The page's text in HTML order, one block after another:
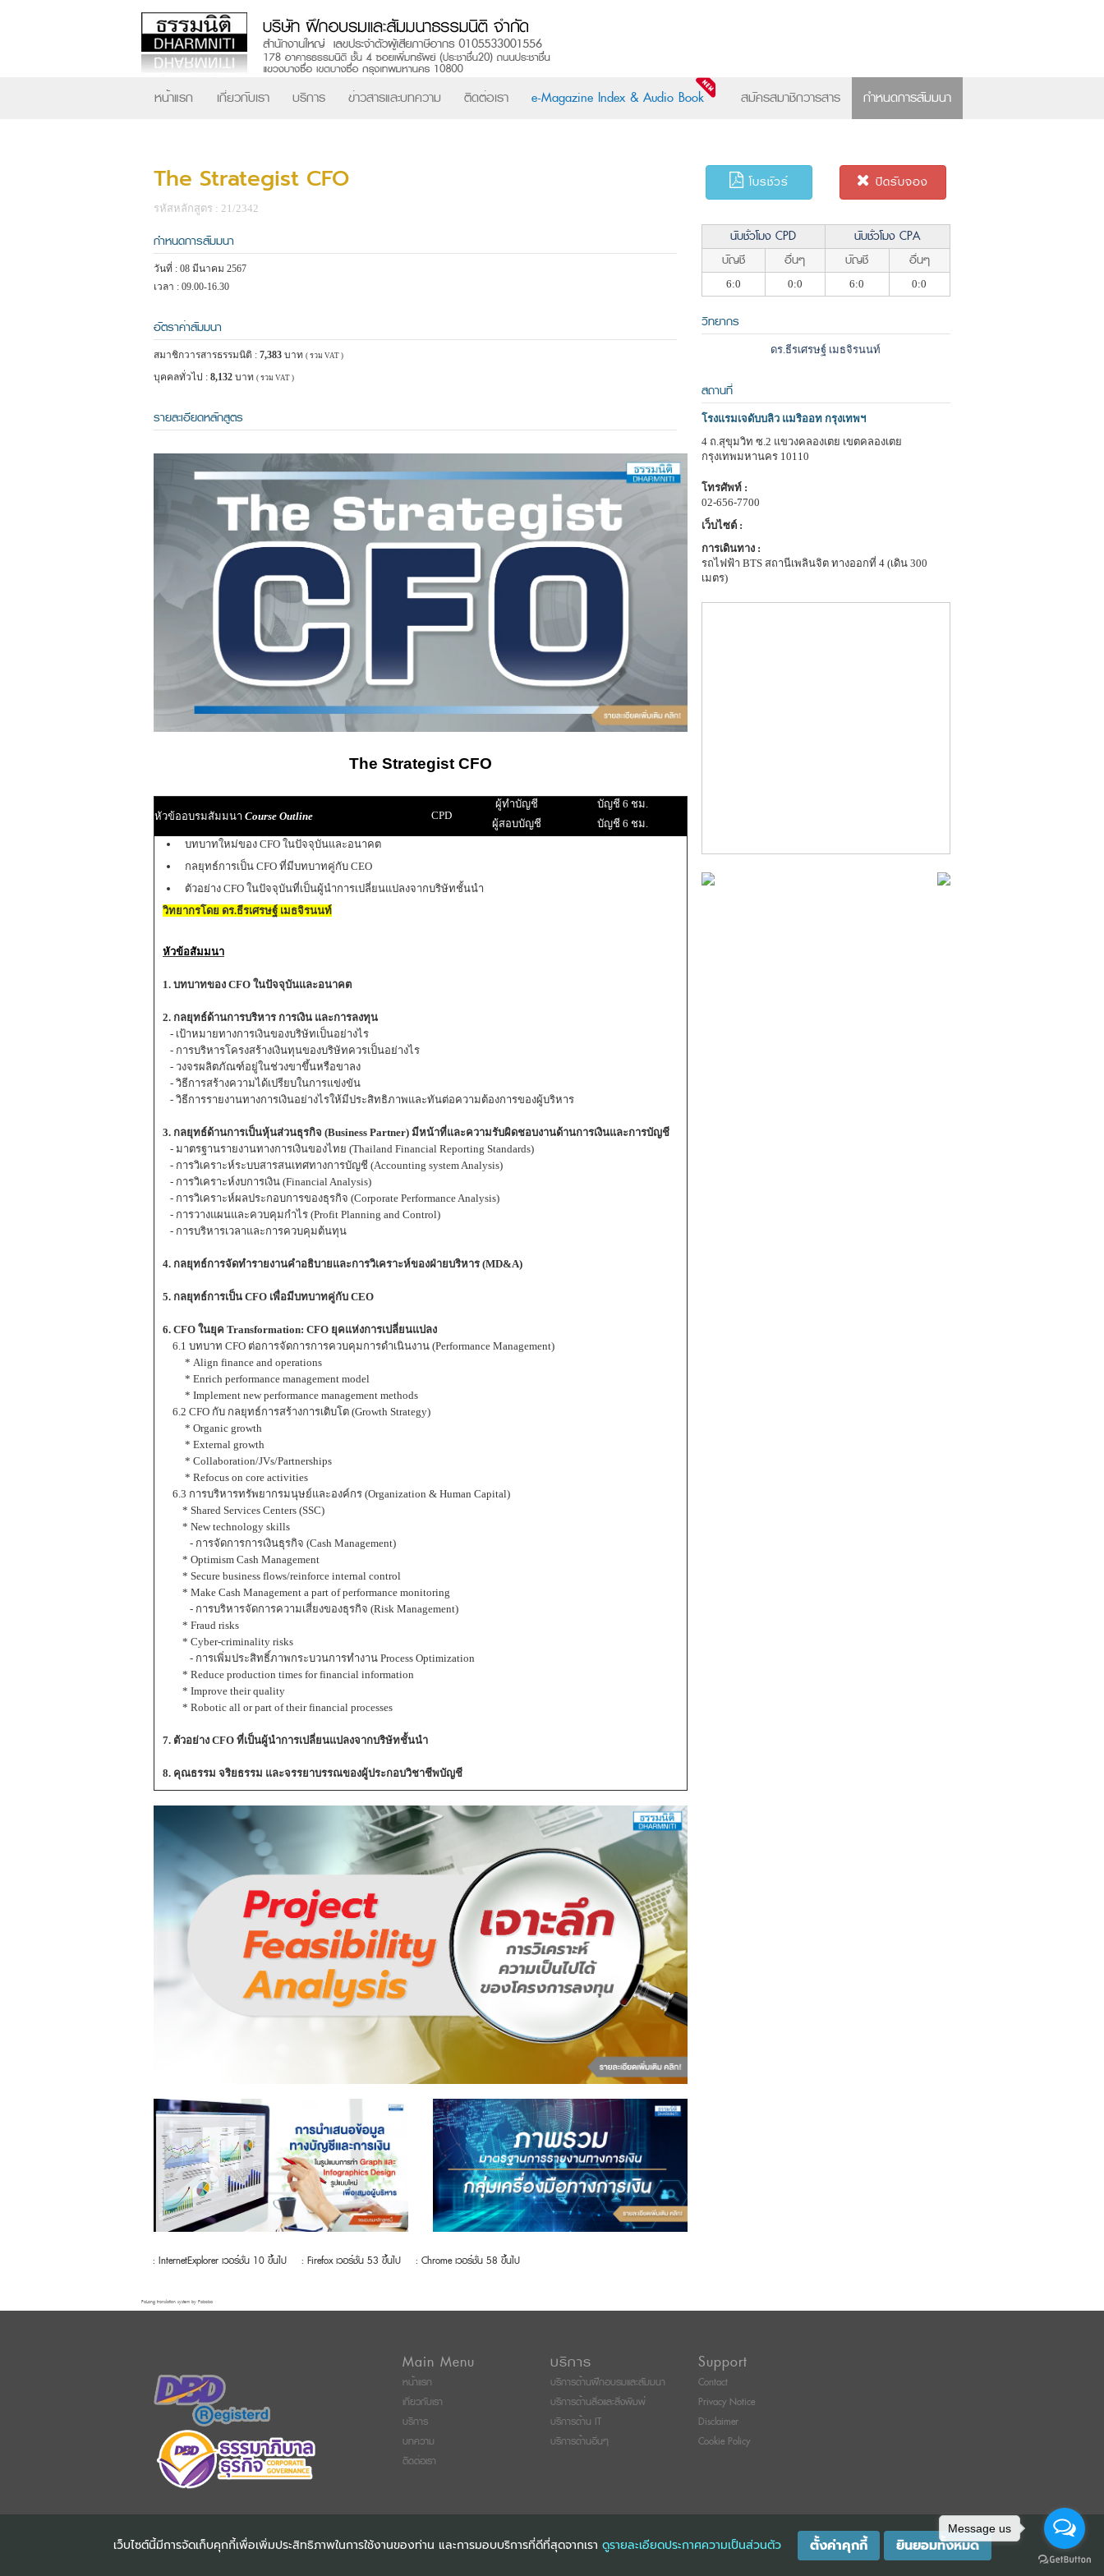
หน้าแรก เกี่ยวกับเรา บริการ ข่าวสารและบทความ ติดต่อเรา e-Magazine Index & Audio Book สมัครสมาชิกวารสาร กำหนดการสัมมนา
The Strategist CFO
รหัสหลักสูตร : 21/2342
กำหนดการสัมมนา
วันที่ : 08 มีนาคม 2567
เวลา : 09.00-16.30
อัตราค่าสัมมนา
สมาชิกวารสารธรรมนิติ : 7,383 บาท ( รวม VAT )
บุคคลทั่วไป : 8,132 บาท ( รวม VAT )
รายละเอียดหลักสูตร
The Strategist CFO
หัวข้ออบรมสัมมนา Course Outline CPD
ผู้ทำบัญชี
บัญชี 6 ชม.
ผู้สอบบัญชี
บัญชี 6 ชม.
บทบาทใหม่ของ CFO ในปัจจุบันและอนาคต
กลยุทธ์การเป็น CFO ที่มีบทบาทคู่กับ CEO
ตัวอย่าง CFO ในปัจจุบันที่เป็นผู้นำการเปลี่ยนแปลงจากบริษัทชั้นนำ
วิทยากรโดย ดร.ธีรเศรษฐ์ เมธจิรนนท์
หัวข้อสัมมนา
1. บทบาทของ CFO ในปัจจุบันและอนาคต
2. กลยุทธ์ด้านการบริหาร การเงิน และการลงทุน
- เป้าหมายทางการเงินของบริษัทเป็นอย่างไร
- การบริหารโครงสร้างเงินทุนของบริษัทควรเป็นอย่างไร
- วงจรผลิตภัณฑ์อยู่ในช่วงขาขึ้นหรือขาลง
- วิธีการสร้างความได้เปรียบในการแข่งขัน
- วิธีการรายงานทางการเงินอย่างไรให้มีประสิทธิภาพและทันต่อความต้องการของผู้บริหาร
3. กลยุทธ์ด้านการเป็นหุ้นส่วนธุรกิจ (Business Partner) มีหน้าที่และความรับผิดชอบงานด้านการเงินและการบัญชี
- มาตรฐานรายงานทางการเงินของไทย (Thailand Financial Reporting Standards)
- การวิเคราะห์ระบบสารสนเทศทางการบัญชี (Accounting system Analysis)
- การวิเคราะห์งบการเงิน (Financial Analysis)
- การวิเคราะห์ผลประกอบการของธุรกิจ (Corporate Performance Analysis)
- การวางแผนและควบคุมกำไร (Profit Planning and Control)
- การบริหารเวลาและการควบคุมต้นทุน
4. กลยุทธ์การจัดทำรายงานคำอธิบายและการวิเคราะห์ของฝ่ายบริหาร (MD&A)
5. กลยุทธ์การเป็น CFO เพื่อมีบทบาทคู่กับ CEO
6. CFO ในยุค Transformation: CFO ยุคแห่งการเปลี่ยนแปลง
6.1 บทบาท CFO ต่อการจัดการการควบคุมการดำเนินงาน (Performance Management)
* Align finance and operations
* Enrich performance management model
* Implement new performance management methods
6.2 CFO กับ กลยุทธ์การสร้างการเติบโต (Growth Strategy)
* Organic growth
* External growth
* Collaboration/JVs/Partnerships
* Refocus on core activities
6.3 การบริหารทรัพยากรมนุษย์และองค์กร (Organization & Human Capital)
* Shared Services Centers (SSC)
* New technology skills
- การจัดการการเงินธุรกิจ (Cash Management)
* Optimism Cash Management
* Secure business flows/reinforce internal control
* Make Cash Management a part of performance monitoring
- การบริหารจัดการความเสี่ยงของธุรกิจ (Risk Management)
* Fraud risks
* Cyber-criminality risks
- การเพิ่มประสิทธิ์ภาพกระบวนการทำงาน Process Optimization
* Reduce production times for financial information
* Improve their quality
* Robotic all or part of their financial processes
7. ตัวอย่าง CFO ที่เป็นผู้นำการเปลี่ยนแปลงจากบริษัทชั้นนำ
8. คุณธรรม จริยธรรม และจรรยาบรรณของผู้ประกอบวิชาชีพบัญชี
โบรชัวร์ ปิดรับจอง
นับชั่วโมง CPD
นับชั่วโมง CPA
บัญชี
อื่นๆ บัญชี อื่นๆ
6:0 0:0 6:0 0:0
วิทยากร
ดร.ธีรเศรษฐ์ เมธจิรนนท์
สถานที่
โรงแรมเจดับบลิว แมริออท กรุงเทพฯ
4 ถ.สุขุมวิท ซ.2 แขวงคลองเตย เขตคลองเตย
กรุงเทพมหานคร 10110
โทรศัพท์ :
02-656-7700
เว็บไซต์ :
การเดินทาง :
รถไฟฟ้า BTS สถานีเพลินจิต ทางออกที่ 4 (เดิน 300
เมตร)
: InternetExplorer เวอร์ชั่น 10 ขึ้นไป : Firefox เวอร์ชั่น 53 ขึ้นไป : Chrome เวอร์ชั่น 58 ขึ้นไป
FaLang translation system by Faboba
Main Menu
หน้าแรก
เกี่ยวกับเรา
บริการ
บทความ
ติดต่อเรา
บริการ
บริการด้านฝึกอบรมและสัมมนา
บริการด้านสื่อและสิ่งพิมพ์
บริการด้าน IT
บริการด้านอื่นๆ
Support
Contact
Privacy Notice
Disclaimer
Cookie Policy
ALL RIGHTS RESERVED. E-COMMERCIAL REGISTRATION 0105529026680
เว็บไซต์นี้มีการจัดเก็บคุกกี้เพื่อเพิ่มประสิทธิภาพในการใช้งานของท่าน และการมอบบริการที่ดีที่สุดจากเรา ดูรายละเอียดประกาศความเป็นส่วนตัว ตั้งค่าคุกกี้ ยินยอมทั้งหมด
Message us